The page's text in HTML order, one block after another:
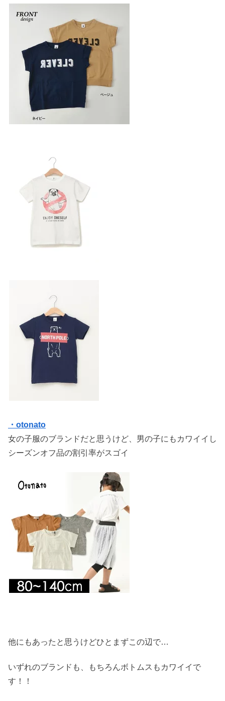
・otonato
女の子服のブランドだと思うけど、男の子にもカワイイし
シーズンオフ品の割引率がスゴイ
他にもあったと思うけどひとまずこの辺で…
いずれのブランドも、もちろんボトムスもカワイイで
す！！